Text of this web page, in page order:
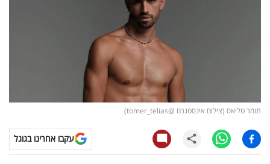
קריפטו
ויראלי
תומר טליאס (צילום אינסטגרם @tomer_telias)
עקבו אחרינו בגוגל